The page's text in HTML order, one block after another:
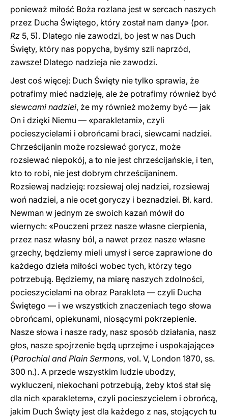
ponieważ miłość Boża rozlana jest w sercach naszych
przez Ducha Świętego, który został nam dany» (por.
Rz 5, 5). Dlatego nie zawodzi, bo jest w nas Duch
Święty, który nas popycha, byśmy szli naprzód,
zawsze! Dlatego nadzieja nie zawodzi.
Jest coś więcej: Duch Święty nie tylko sprawia, że
potrafimy mieć nadzieję, ale że potrafimy również być
siewcami nadziei, że my również możemy być — jak
On i dzięki Niemu — «parakletami», czyli
pocieszycielami i obrońcami braci, siewcami nadziei.
Chrześcijanin może rozsiewać gorycz, może
rozsiewać niepokój, a to nie jest chrześcijańskie, i ten,
kto to robi, nie jest dobrym chrześcijaninem.
Rozsiewaj nadzieję: rozsiewaj olej nadziei, rozsiewaj
woń nadziei, a nie ocet goryczy i beznadziei. Bł. kard.
Newman w jednym ze swoich kazań mówił do
wiernych: «Pouczeni przez nasze własne cierpienia,
przez nasz własny ból, a nawet przez nasze własne
grzechy, będziemy mieli umysł i serce zaprawione do
każdego dzieła miłości wobec tych, którzy tego
potrzebują. Będziemy, na miarę naszych zdolności,
pocieszycielami na obraz Parakleta — czyli Ducha
Świętego — i we wszystkich znaczeniach tego słowa
obrońcami, opiekunami, niosącymi pokrzepienie.
Nasze słowa i nasze rady, nasz sposób działania, nasz
głos, nasze spojrzenie będą uprzejme i uspokajające»
(Parochial and Plain Sermons, vol. V, London 1870, ss.
300 n.). A przede wszystkim ludzie ubodzy,
wykluczeni, niekochani potrzebują, żeby ktoś stał się
dla nich «parakletem», czyli pocieszycielem i obrońcą,
jakim Duch Święty jest dla każdego z nas, stojących tu